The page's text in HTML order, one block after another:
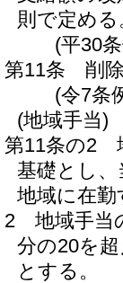
則で定める
(平30
第11条
削
(令7条
(地域手当)
第11条の2
基礎とし
地域に在
2
地域手当
分の20を
とする。